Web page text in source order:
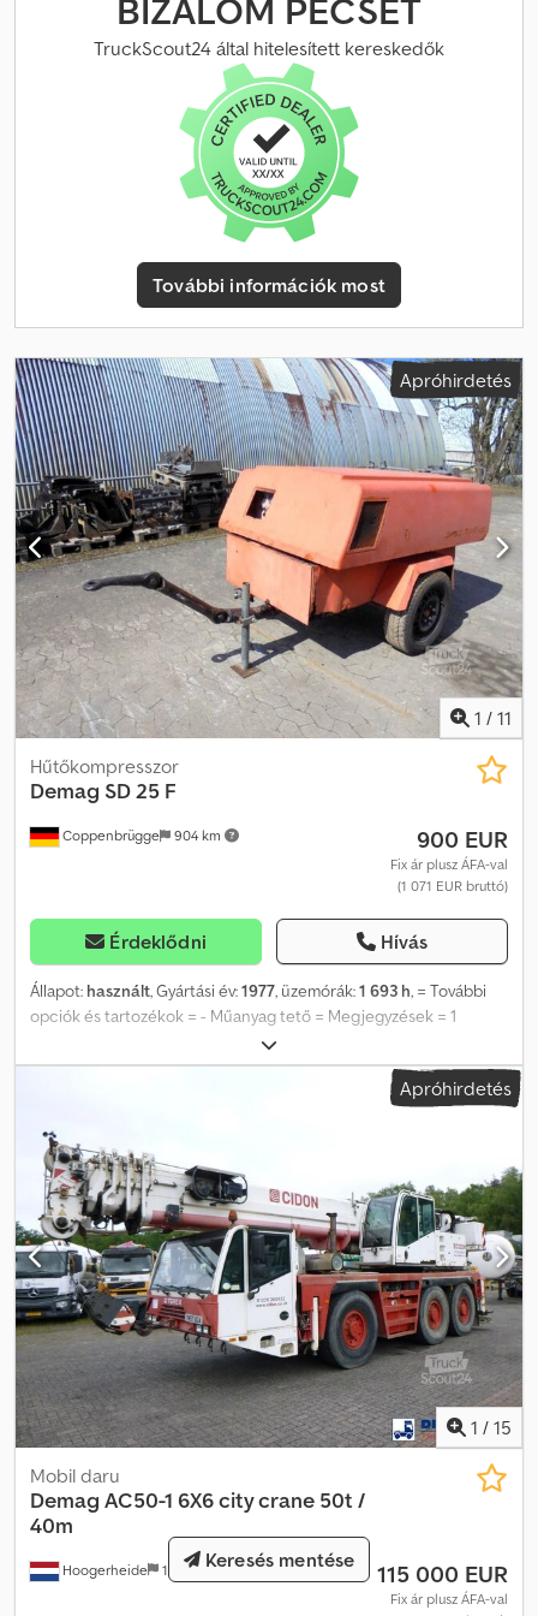
TruckScout24 által hitelesített kereskedők
További információk most
Apróhirdetés
1 / 11
Coppenbrügge 904 km
Hűtőkompresszor
Demag SD 25 F
900 EUR
Fix ár plusz ÁFA-val
(1 071 EUR bruttó)
Érdeklődni Hívás
Állapot: használt, Gyártási év:1977, üzemórák:1 693 h, = További
opciók és tartozékok = - Műanyag tető = Megjegyzések = 1
tengelyes alváz, 40 mm-es vonószem, magasságban állítható
vonórúd, támasztóláb. 2 hengeres Deutz dízel F2L912, 17,7 kW - 24
LE. Kompresszor 2,4 m³/perc, 7 bar, 2 levegőcsatlakozó.
információk = Felhasználási terület: Építőipar Hajtás: Kerekes Saját
tömeg: 900 kg Motormárka: F2L912 Átfolyási teljesítmény: 2,4
m³/perc Dedpfx Aiey Dam Ejdock Munkanyomás: 7 bar Gyártási
ország: DE További információért forduljon Jan-Marc
Schwickerthez.
Apróhirdetés
1 / 15
Hoogerheide 1 199 km
Mobil daru
Demag AC50-1 6X6 city crane 50t /
40m
115 000 EUR
Fix ár plusz ÁFA-val
Keresés mentése